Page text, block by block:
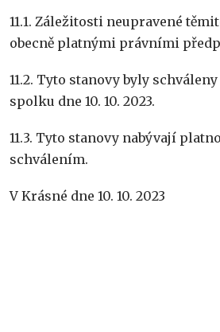
11.1. Záležitosti neupravené
obecně platnými právními
11.2. Tyto stanovy byly
spolku dne 10. 10. 2023.
11.3. Tyto stanovy nabývají
schválením.
V Krásné dne 10. 10. 2023